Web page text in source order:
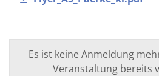
Es ist keine Anmeldung
Veranstaltung bereits